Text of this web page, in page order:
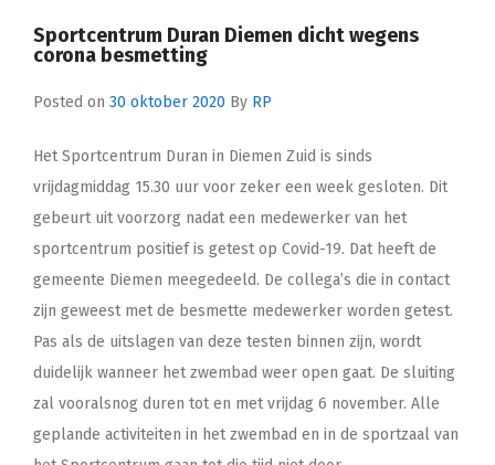
Sportcentrum Duran Diemen dicht wegens
corona besmetting
Posted on 30 oktober 2020 By RP
Het Sportcentrum Duran in Diemen Zuid is sinds
vrijdagmiddag 15.30 uur voor zeker een week gesloten. Dit
gebeurt uit voorzorg nadat een medewerker van het
sportcentrum positief is getest op Covid-19. Dat heeft de
gemeente Diemen meegedeeld. De collega’s die in contact
zijn geweest met de besmette medewerker worden getest.
Pas als de uitslagen van deze testen binnen zijn, wordt
duidelijk wanneer het zwembad weer open gaat. De sluiting
zal vooralsnog duren tot en met vrijdag 6 november. Alle
geplande activiteiten in het zwembad en in de sportzaal van